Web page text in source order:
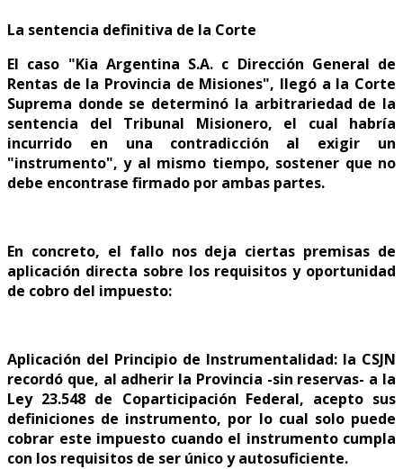
La sentencia definitiva de la Corte
El caso "Kia Argentina S.A. c Dirección General de
Rentas de la Provincia de Misiones", llegó a la Corte
Suprema donde se determinó la arbitrariedad de la
sentencia del Tribunal Misionero, el cual habría
incurrido en una contradicción al exigir un
"instrumento", y al mismo tiempo, sostener que no
debe encontrase firmado por ambas partes.
En concreto, el fallo nos deja ciertas premisas de
aplicación directa sobre los requisitos y oportunidad
de cobro del impuesto:
Aplicación del Principio de Instrumentalidad: la CSJN
recordó que, al adherir la Provincia -sin reservas- a la
Ley 23.548 de Coparticipación Federal, acepto sus
definiciones de instrumento, por lo cual solo puede
cobrar este impuesto cuando el instrumento cumpla
con los requisitos de ser único y autosuficiente.